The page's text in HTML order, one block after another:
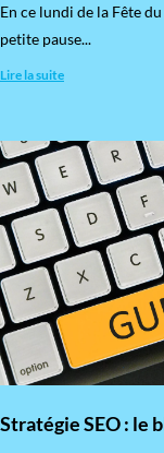
En ce lundi de la Fête
petite pause...
Lire la suite
Stratégie SEO : le